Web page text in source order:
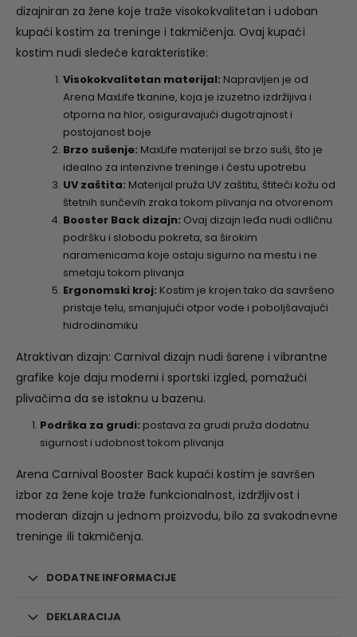
dizajniran za žene koje traže visokokvalitetan i udoban
kupaći kostim za treninge i takmičenja. Ovaj kupaći
kostim nudi sledeće karakteristike:
Visokokvalitetan materijal: Napravljen je od
Arena MaxLife tkanine, koja je izuzetno izdržljiva i
otporna na hlor, osiguravajući dugotrajnost i
postojanost boje
Brzo sušenje: MaxLife materijal se brzo suši, što je
idealno za intenzivne treninge i čestu upotrebu
UV zaštita: Materijal pruža UV zaštitu, štiteći kožu od
štetnih sunčevih zraka tokom plivanja na otvorenom
Booster Back dizajn: Ovaj dizajn leđa nudi odličnu
podršku i slobodu pokreta, sa širokim
naramenicama koje ostaju sigurno na mestu i ne
smetaju tokom plivanja
Ergonomski kroj: Kostim je krojen tako da savršeno
pristaje telu, smanjujući otpor vode i poboljšavajući
hidrodinamiku
Atraktivan dizajn: Carnival dizajn nudi šarene i vibrantne
grafike koje daju moderni i sportski izgled, pomažući
plivačima da se istaknu u bazenu.
Podrška za grudi: postava za grudi pruža dodatnu
sigurnost i udobnost tokom plivanja
Arena Carnival Booster Back kupaći kostim je savršen
izbor za žene koje traže funkcionalnost, izdržljivost i
moderan dizajn u jednom proizvodu, bilo za svakodnevne
treninge ili takmičenja.
DODATNE INFORMACIJE
DEKLARACIJA